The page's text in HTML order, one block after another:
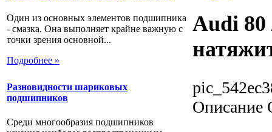
Один из основных элементов подшипника
- смазка. Она выполняет крайне важную с
точки зрения основной...
Подробнее »
Разновидности шариковых
подшипников
Среди многообразия подшипников
Audi 80
Описание